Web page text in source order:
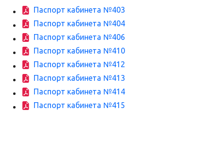
Паспорт кабинета №403
Паспорт кабинета №404
Паспорт кабинета №406
Паспорт кабинета №410
Паспорт кабинета №412
Паспорт кабинета №413
Паспорт кабинета №414
Паспорт кабинета №415